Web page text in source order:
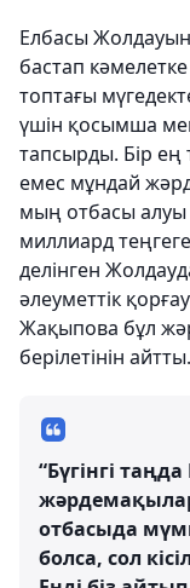
Елбасы
бастап кәмелетке
топтағы
үшін қосымша
тапсырды. Бір ең
емес мұндай
мың отбасы алуы
миллиард
делінген
әлеуметтік
Жақыпова бұл
берілетінін айтты.
“Бүгінгі
отбасыда
болса, сол